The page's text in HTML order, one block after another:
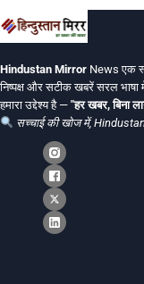
Hindustan Mirror News एक
निष्पक्ष और सटीक खबरें सरल भाषा
हमारा उद्देश्य है — "हर खबर, बिना
सच्चाई की खोज में,